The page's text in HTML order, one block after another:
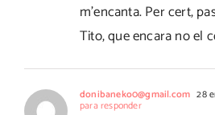
m'encanta. Per cert,
Tito, que encara no el
donibaneko0@gmail.com 28
para responder